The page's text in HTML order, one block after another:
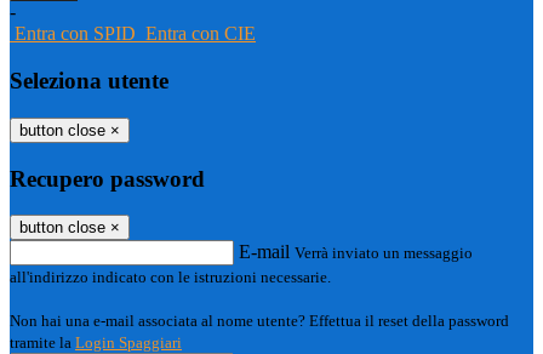
-
Entra con SPID Entra con CIE
Seleziona utente
button close ×
Recupero password
button close ×
E-mail Verrà inviato un messaggio
all'indirizzo indicato con le istruzioni necessarie.
Non hai una e-mail associata al nome utente? Effettua il reset della password
tramite la Login Spaggiari